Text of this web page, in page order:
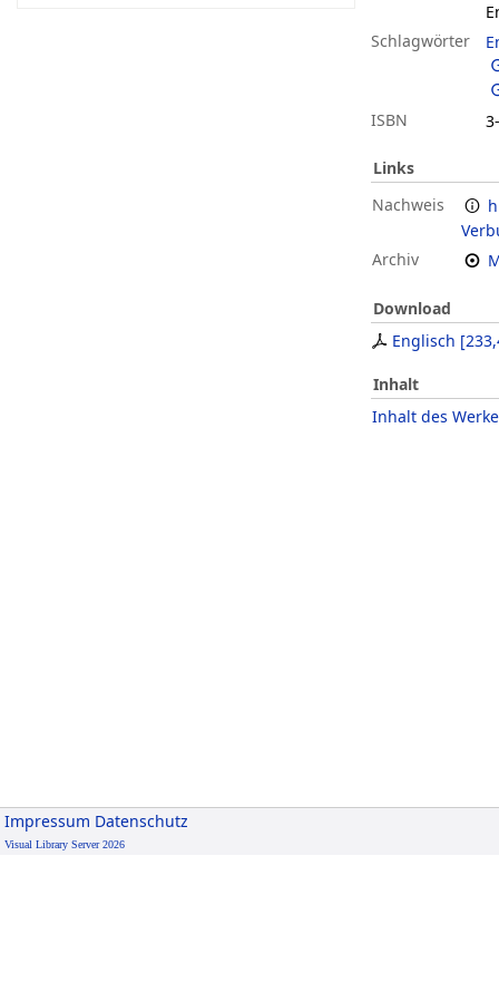
Schlagwörter
ISBN
Links
Nachweis
Archiv
Download
Englisch [
Inhalt
Inhalt des
Impressum Datenschutz
Visual Library Server 2026